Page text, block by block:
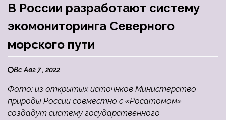
В России разработают систему
экомониторинга Северного
морского пути
Вс Авг 7 , 2022
Фото: из открытых источнков Министерство
природы России совместно с «Росатомом»
создадут систему государственного